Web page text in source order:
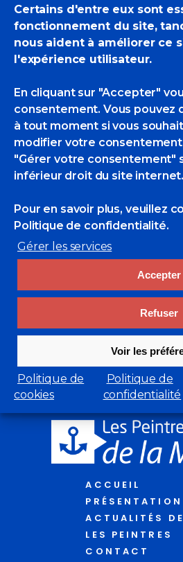
Certains d'entre eux sont
fonctionnement du site,
nous aident à améliorer ce
l'expérience utilisateur.
En cliquant sur "Accepter"
consentement. Vous pouvez
à tout moment si vous
modifier votre
"Gérer votre consentement"
inférieur droit du site internet.
Pour en savoir plus, veuillez
Politique de confidentialité.
Gérer les services
Accepter
Refuser
Voir les
Politique de
cookies
Politique de
confidentialité
If you are not happy with the
please do another search
Pierre
Pierre Courtois
Marie
Hourrière
Marie Détrée-
ACCUEIL
PRÉSENTATION
ACTUALITÉS
LES PEINTRES
CONTACT